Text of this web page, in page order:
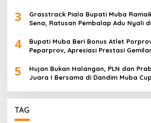
3
Grasstrack Piala Bupati Muba
Sena, Ratusan Pembalap Adu Nyali
4
Bupati Muba Beri Bonus Atlet
Peparprov, Apresiasi Prestasi
5
Hujan Bukan Halangan, PLN dan
Juara I Bersama di Dandim Muba
TAG